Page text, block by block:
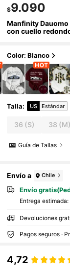
$9.090
Manfinity
con cuello
Color: Blanco
Talla: US Estándar
36 (S) 38 (M)
Guía de Tallas
Envío a Chile
Envío
Entrega estimada:
Devoluciones
Pagos seguros ·
4,72